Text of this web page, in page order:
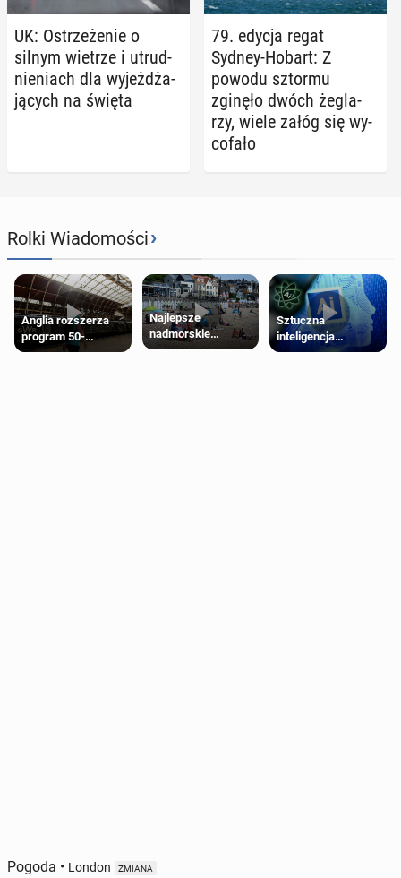
UK: Ostrze­że­nie o
silnym wietrze i utrud­
nie­niach dla wy­jeż­dża­
ją­cych na święta
79. edycja regat
Sydney-Hobart: Z
powodu sztormu
zginęło dwóch że­gla­
rzy, wiele załóg się wy­
co­fa­ło
Rolki Wiadomości›
Anglia rozszerza
program 50-
procentowych
Najlepsze
nadmorskie
miasteczko blisko
Sztuczna
inteligencja
próbowała oszukać
Pogoda • London ZMIANA